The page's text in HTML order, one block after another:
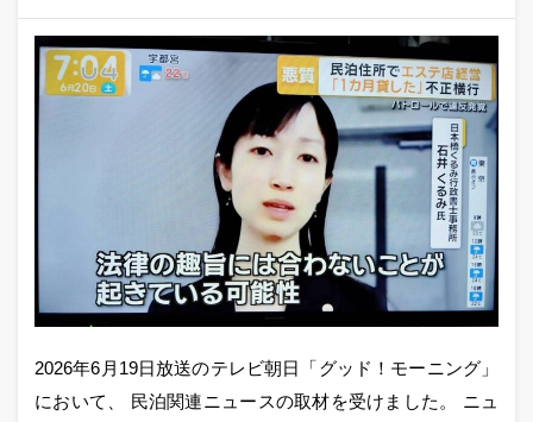
2026年6月19日放送のテレビ朝日「グッド！モーニング」
において、 民泊関連ニュースの取材を受けました。 ニュ